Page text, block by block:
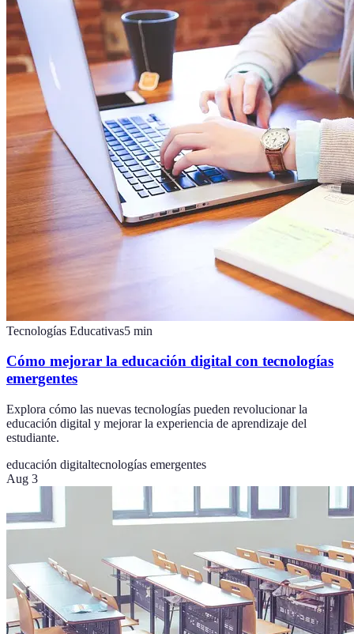
Tecnologías Educativas5 min
Cómo mejorar la educación digital con tecnologías
emergentes
Explora cómo las nuevas tecnologías pueden revolucionar la
educación digital y mejorar la experiencia de aprendizaje del
estudiante.
educación digitaltecnologías emergentes
Aug 3